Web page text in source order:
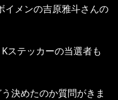
イメンの吉原雅斗さんの
ステッカーの当選者も
決めたのか質問がきま